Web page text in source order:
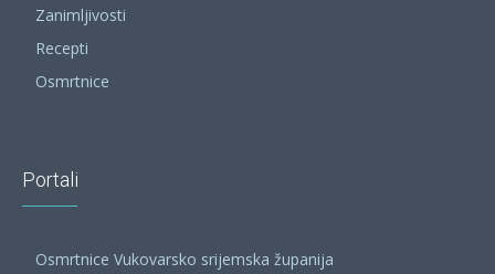
Zanimljivosti
Recepti
Osmrtnice
Portali
Osmrtnice Vukovarsko srijemska županija